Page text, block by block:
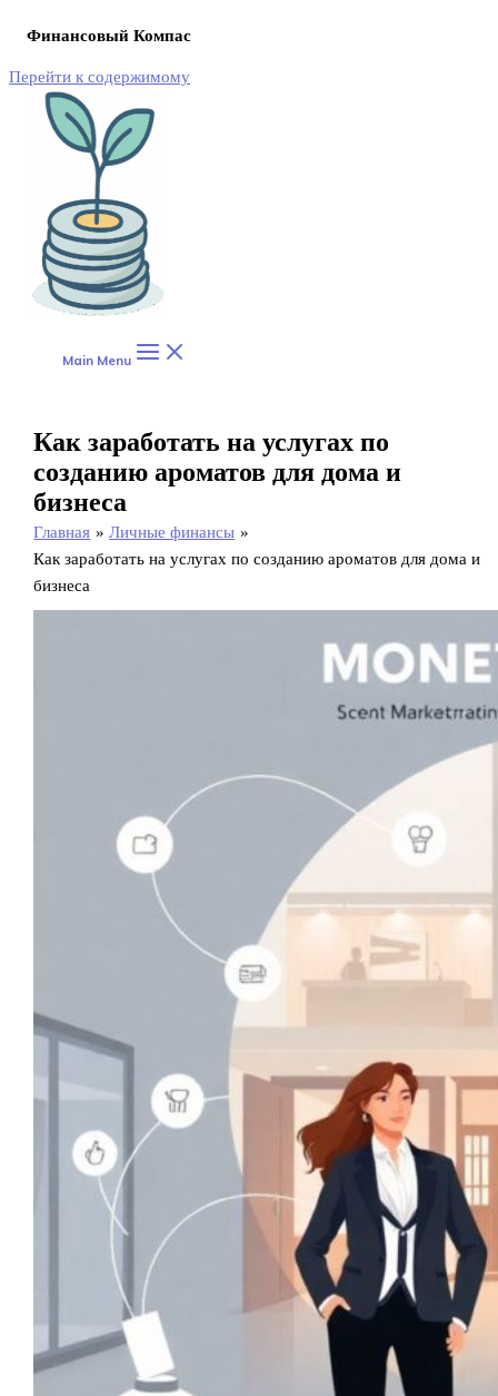
Финансовый Компас
Перейти к содержимому
Main Menu
Как заработать на услугах по
созданию ароматов для дома и
бизнеса
Главная
Личные финансы
Как заработать на услугах по созданию ароматов для дома и
бизнеса